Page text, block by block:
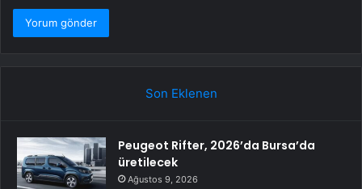
Son Eklenen
Peugeot Rifter, 2026’da Bursa’da
üretilecek
Ağustos 9, 2026